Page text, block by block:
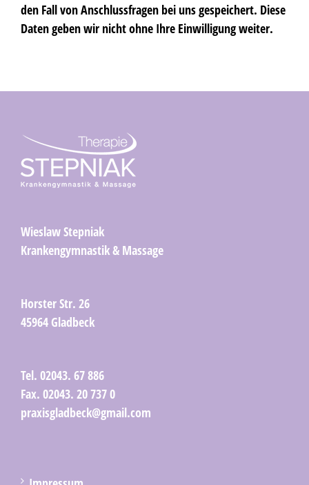
den Fall von Anschlussfragen bei uns gespeichert. Diese
Daten geben wir nicht ohne Ihre Einwilligung weiter.
Wieslaw Stepniak
Krankengymnastik & Massage
Horster Str. 26
45964 Gladbeck
Tel. 02043. 67 886
Fax. 02043. 20 737 0
praxisgladbeck@gmail.com